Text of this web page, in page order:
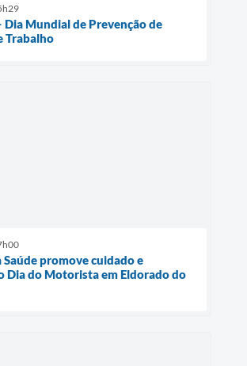
Dia Mundial de Prevenção de
Trabalho
Saúde promove cuidado e
Dia do Motorista em Eldorado do